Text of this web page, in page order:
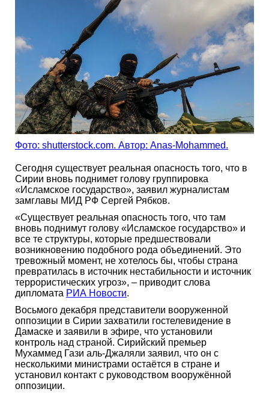
Фото: shutterstock.com. Автор: Anas-Mohammed.
Сегодня существует реальная опасность того, что в
Сирии вновь поднимет голову группировка
«Исламское государство», заявил журналистам
замглавы МИД РФ Сергей Рябков.
«Существует реальная опасность того, что там
вновь поднимут голову «Исламское государство» и
все те структуры, которые предшествовали
возникновению подобного рода объединений. Это
тревожный момент, не хотелось бы, чтобы страна
превратилась в источник нестабильности и источник
террористических угроз», – приводит слова
дипломата РИА Новости.
Восьмого декабря представители вооруженной
оппозиции в Сирии захватили гостелевидение в
Дамаске и заявили в эфире, что установили
контроль над страной. Сирийский премьер
Мухаммед Гази аль-Джаляли заявил, что он с
несколькими министрами остаётся в стране и
установил контакт с руководством вооружённой
оппозиции.